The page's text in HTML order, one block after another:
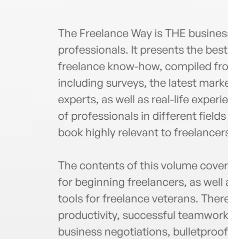
The Freelance Way is THE
professionals. It presents the
freelance know-how, compiled
including surveys, the latest
experts, as well as real-life
of professionals in different
book highly relevant to
The contents of this volume
for beginning freelancers, as well
tools for freelance veterans.
productivity, successful
business negotiations,